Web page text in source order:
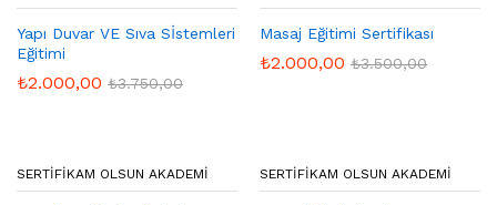
Yapı Duvar VE Sıva Sİstemleri
Eğitimi
₺2.000,00 ₺3.750,00
Masaj Eğitimi Sertifikası
₺2.000,00 ₺3.500,00
SERTIFIKAM OLSUN AKADEMI SERTIFIKAM OLSUN AKADEMI